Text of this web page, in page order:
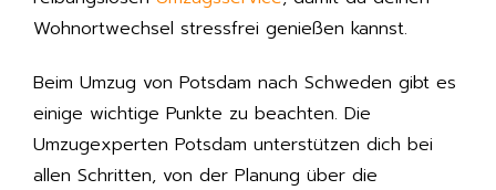
Wohnortwechsel stressfrei genießen kannst.
Beim Umzug von Potsdam nach Schweden gibt es
einige wichtige Punkte zu beachten. Die
Umzugexperten Potsdam unterstützen dich bei
allen Schritten, von der Planung über die